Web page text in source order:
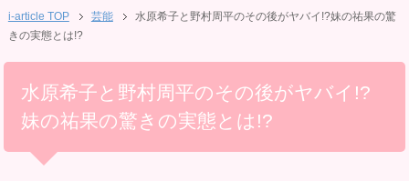
i-article TOP 芸能
水原希子と野村周平のその後がヤバイ!?妹の祐果の驚
きの実態とは!?
水原希子と野村周平のその後がヤバイ!?
妹の祐果の驚きの実態とは!?